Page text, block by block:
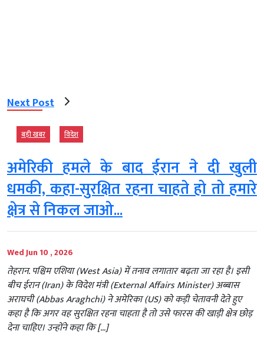
Next Post
बड़ी खबर विदेश
अमेरिकी हमले के बाद ईरान ने दी खुली
धमकी, कहा-सुरक्षित रहना चाहते हो तो हमारे
क्षेत्र से निकल जाओ...
Wed Jun 10 , 2026
तेहरान. पश्चिम एशिया (West Asia) में तनाव लगातार बढ़ता जा रहा है। इसी
बीच ईरान (Iran) के विदेश मंत्री (External Affairs Minister) अब्बास
अराघची (Abbas Araghchi) ने अमेरिका (US) को कड़ी चेतावनी देते हुए
कहा है कि अगर वह सुरक्षित रहना चाहता है तो उसे फारस की खाड़ी क्षेत्र छोड़
देना चाहिए। उन्होंने कहा कि […]